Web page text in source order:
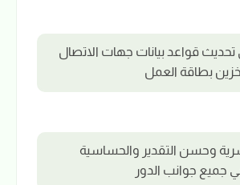
قواعد بيانات جهات الاتصال
بطاقة العمل
وحسن التقدير والحساسية
جميع جوانب الدور